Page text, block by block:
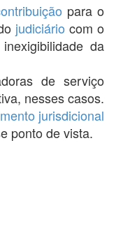
para o
judiciário com o
da
de serviço
nesses casos.
jurisdicional
ponto de vista.